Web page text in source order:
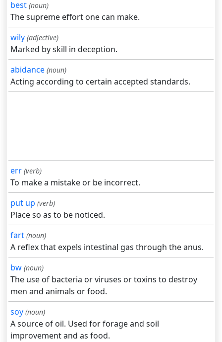
best (noun)
The supreme effort one can make.
wily (adjective)
Marked by skill in deception.
abidance (noun)
Acting according to certain accepted standards.
err (verb)
To make a mistake or be incorrect.
put up (verb)
Place so as to be noticed.
fart (noun)
A reflex that expels intestinal gas through the anus.
bw (noun)
The use of bacteria or viruses or toxins to destroy
men and animals or food.
soy (noun)
A source of oil. Used for forage and soil
improvement and as food.